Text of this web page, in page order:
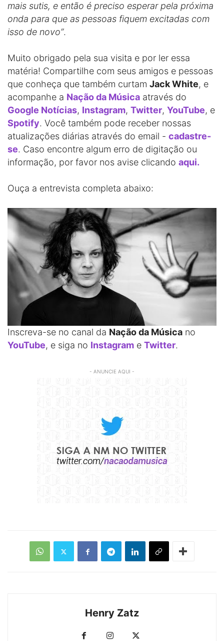
mais sutis, e então é preciso esperar pela próxima
onda para que as pessoas fiquem excitadas com
isso de novo”.
Muito obrigado pela sua visita e por ler essa
matéria! Compartilhe com seus amigos e pessoas
que conheça que também curtam Jack White, e
acompanhe a Nação da Música através do
Google Notícias, Instagram, Twitter, YouTube, e
Spotify. Você também pode receber nossas
atualizações diárias através do email - cadastre-
se. Caso encontre algum erro de digitação ou
informação, por favor nos avise clicando aqui.
Ouça a entrevista completa abaixo:
Inscreva-se no canal da Nação da Música no
YouTube, e siga no Instagram e Twitter.
- ANUNCIE AQUI -
Henry Zatz